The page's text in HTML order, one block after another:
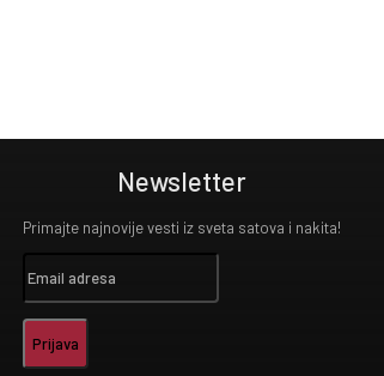
Newsletter
Primajte najnovije vesti iz sveta satova i nakita!
Prijava